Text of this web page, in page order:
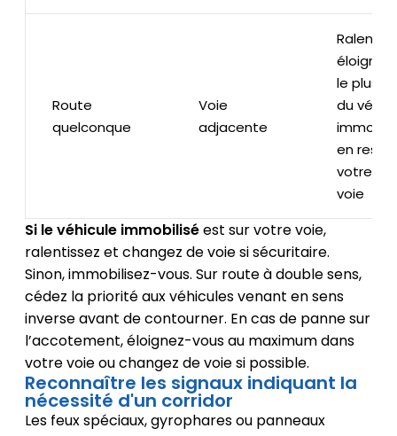
Route
quelconque
Voie
adjacente
le plus
du
en
votre
voie
Si le véhicule immobiliséest sur votre voie,
ralentissez et changez de voie si sécuritaire.
Sinon, immobilisez-vous. Sur route à double sens,
cédez la priorité aux véhicules venant en sens
inverse avant de contourner. En cas de panne sur
l’accotement, éloignez-vous au maximum dans
votre voie ou changez de voie si possible.
Reconnaître les signaux indiquant la
nécessité d'un corridor
Les feux spéciaux, gyrophares ou panneaux